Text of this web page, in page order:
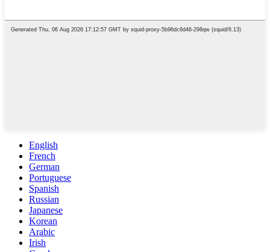
English
French
German
Portuguese
Spanish
Russian
Japanese
Korean
Arabic
Irish